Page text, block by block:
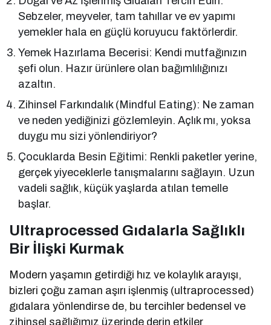
Sebzeler, meyveler, tam tahıllar ve ev yapımı
yemekler hala en güçlü koruyucu faktörlerdir.
Yemek Hazırlama Becerisi: Kendi mutfağınızın
şefi olun. Hazır ürünlere olan bağımlılığınızı
azaltın.
Zihinsel Farkındalık (Mindful Eating): Ne zaman
ve neden yediğinizi gözlemleyin. Açlık mı, yoksa
duygu mu sizi yönlendiriyor?
Çocuklarda Besin Eğitimi: Renkli paketler yerine,
gerçek yiyeceklerle tanışmalarını sağlayın. Uzun
vadeli sağlık, küçük yaşlarda atılan temelle
başlar.
Ultraprocessed Gıdalarla Sağlıklı
Bir İlişki Kurmak
Modern yaşamın getirdiği hız ve kolaylık arayışı,
bizleri çoğu zaman aşırı işlenmiş (ultraprocessed)
gıdalara yönlendirse de, bu tercihler bedensel ve
zihinsel sağlığımız üzerinde derin etkiler